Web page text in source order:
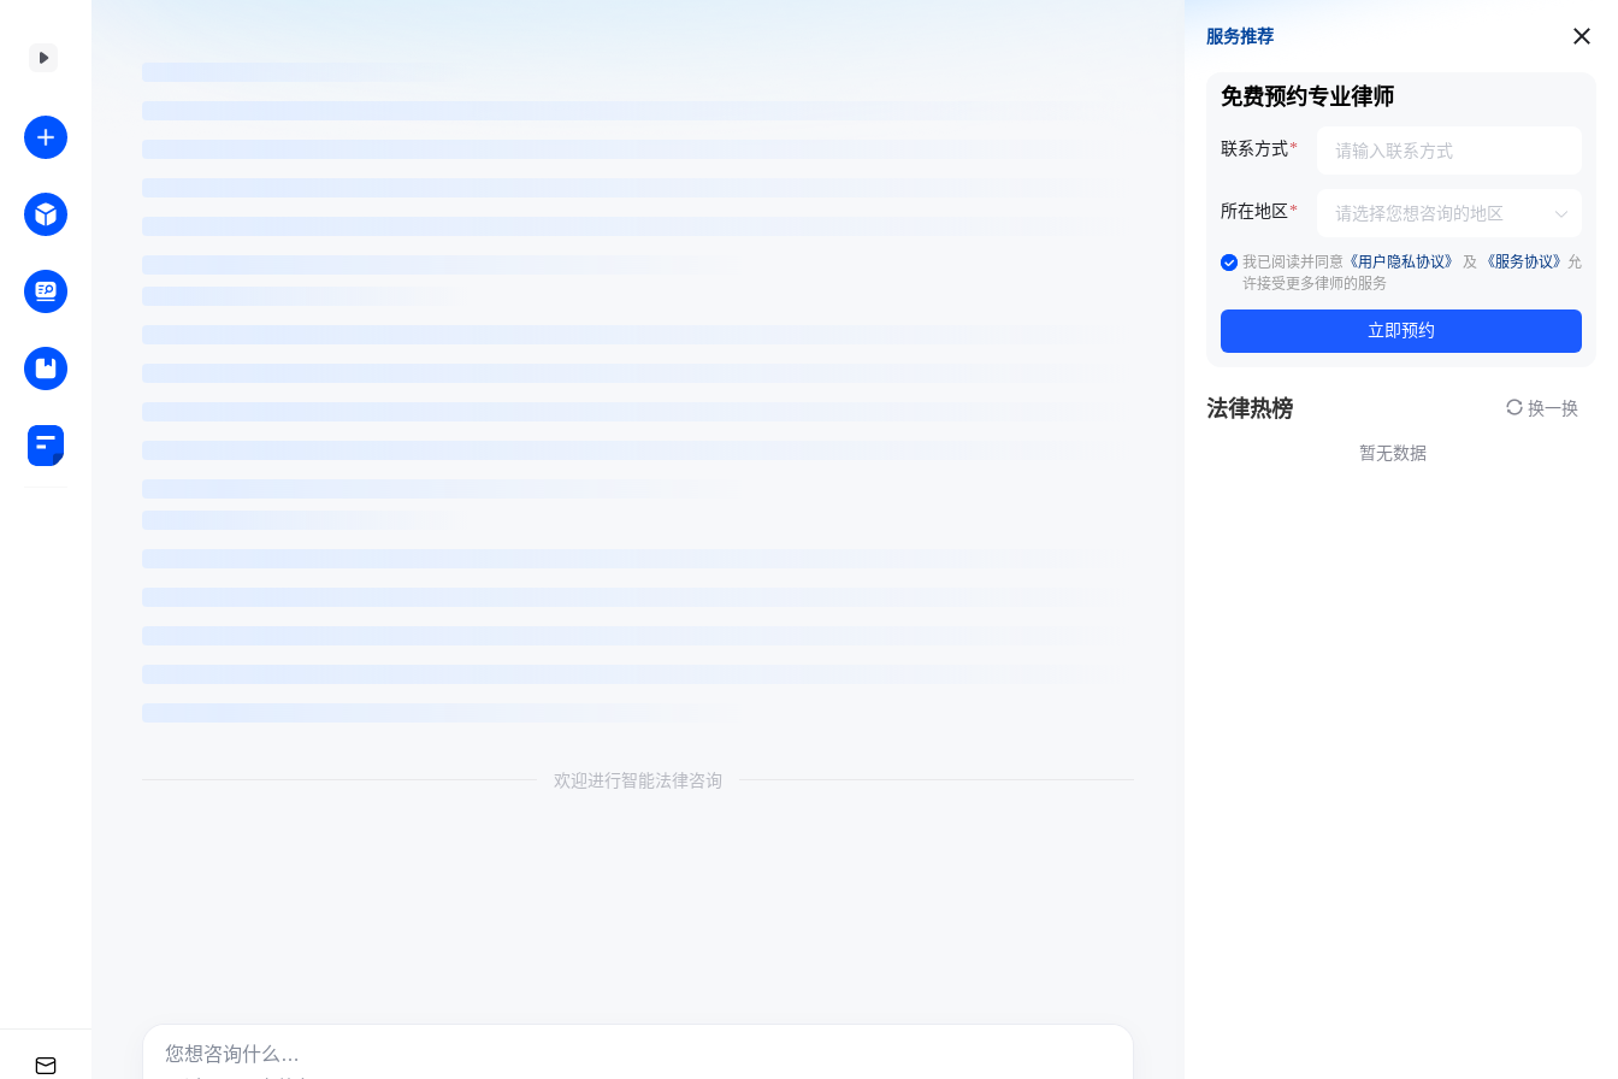
欢迎进行智能法律咨询
服务推荐
服务推荐
免费预约专业律师
联系方式
所在地区
我已阅读并同意 《用户隐私协议》 及 《服务协议》 允
许接受更多律师的服务
立即预约
法律热榜 换一换
暂无数据